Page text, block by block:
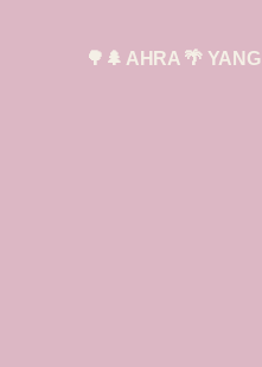
🌳🌲 AHRA 🌴 YANG